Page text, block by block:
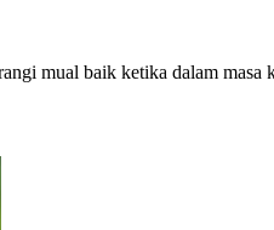
mual baik ketika dalam masa